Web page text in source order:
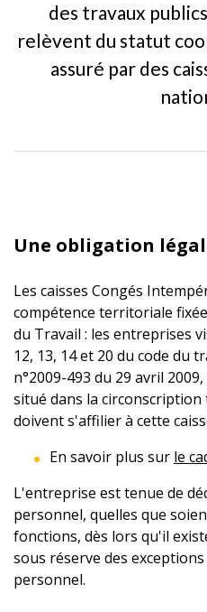
des travaux
relèvent du statut
assuré par des
Une obligation
Les caisses Congés
compétence territoriale
du Travail : les entreprises
12, 13, 14 et 20 du code du
n°2009-493 du 29 avril
situé dans la
doivent s'affilier à cette
En savoir plus sur le
L'entreprise est tenue de
personnel, quelles que
fonctions, dès lors qu'il
sous réserve des
personnel.